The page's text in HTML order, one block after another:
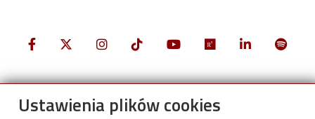
Ustawienia plików cookies